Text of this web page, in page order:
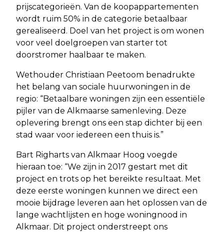
prijscategorieën. Van de koopappartementen
wordt ruim 50% in de categorie betaalbaar
gerealiseerd. Doel van het project is om wonen
voor veel doelgroepen van starter tot
doorstromer haalbaar te maken.
Wethouder Christiaan Peetoom benadrukte
het belang van sociale huurwoningen in de
regio: “Betaalbare woningen zijn een essentiële
pijler van de Alkmaarse samenleving. Deze
oplevering brengt ons een stap dichter bij een
stad waar voor iedereen een thuis is.”
Bart Righarts van Alkmaar Hoog voegde
hieraan toe: “We zijn in 2017 gestart met dit
project en trots op het bereikte resultaat. Met
deze eerste woningen kunnen we direct een
mooie bijdrage leveren aan het oplossen van de
lange wachtlijsten en hoge woningnood in
Alkmaar. Dit project onderstreept ons